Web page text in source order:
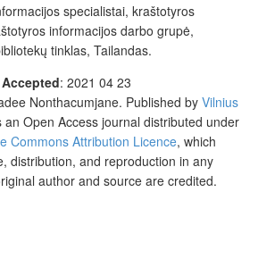
specialistai, kraštotyros
informacijos darbo grupė,
tinklas, Tailandas.
Accepted: 2021 04 23
Nonthacumjane. Published by Vilnius
an Open Access journal distributed under
Commons Attribution Licence, which
distribution, and reproduction in any
author and source are credited.